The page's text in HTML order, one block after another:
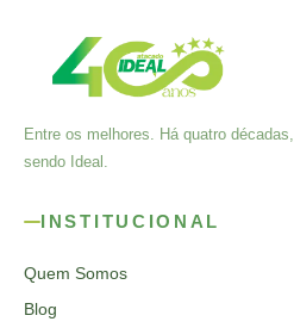
Entre os melhores. Há quatro décadas,
sendo Ideal.
INSTITUCIONAL
Quem Somos
Blog